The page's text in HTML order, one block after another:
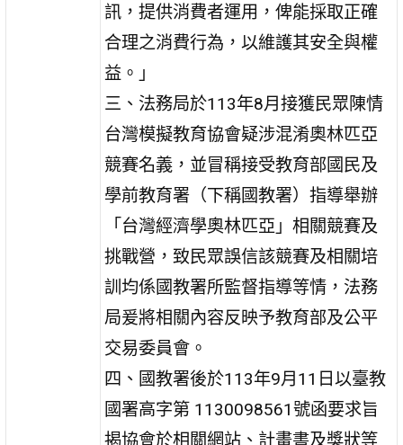
訊，提供消費者運用，俾能採取正確
合理之消費行為，以維護其安全與權
益。」
三、法務局於113年8月接獲民眾陳情
台灣模擬教育協會疑涉混淆奧林匹亞
競賽名義，並冒稱接受教育部國民及
學前教育署（下稱國教署）指導舉辦
「台灣經濟學奧林匹亞」相關競賽及
挑戰營，致民眾誤信該競賽及相關培
訓均係國教署所監督指導等情，法務
局爰將相關內容反映予教育部及公平
交易委員會。
四、國教署後於113年9月11日以臺教
國署高字第 1130098561號函要求旨
揭協會於相關網站、計畫書及獎狀等